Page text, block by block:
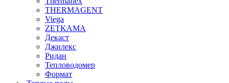
THERMAGENT
Viega
ZETKAMA
Декаст
Джилекс
Ридан
Тепловодомер
Формат